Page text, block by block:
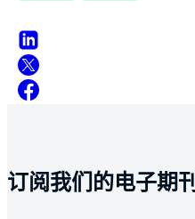
订阅我们的电子期刊